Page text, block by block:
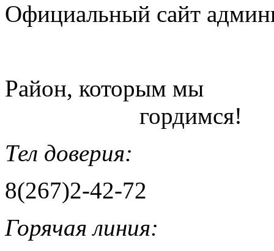
Официальный сайт
Район, которым мы
гордимся!
Тел доверия:
8(267)2-42-72
Горячая линия: